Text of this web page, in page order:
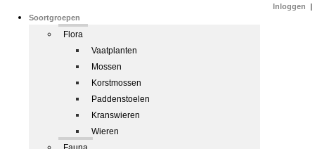
Soortgroepen
Flora
Vaatplanten
Mossen
Korstmossen
Paddenstoelen
Kranswieren
Wieren
Inloggen |